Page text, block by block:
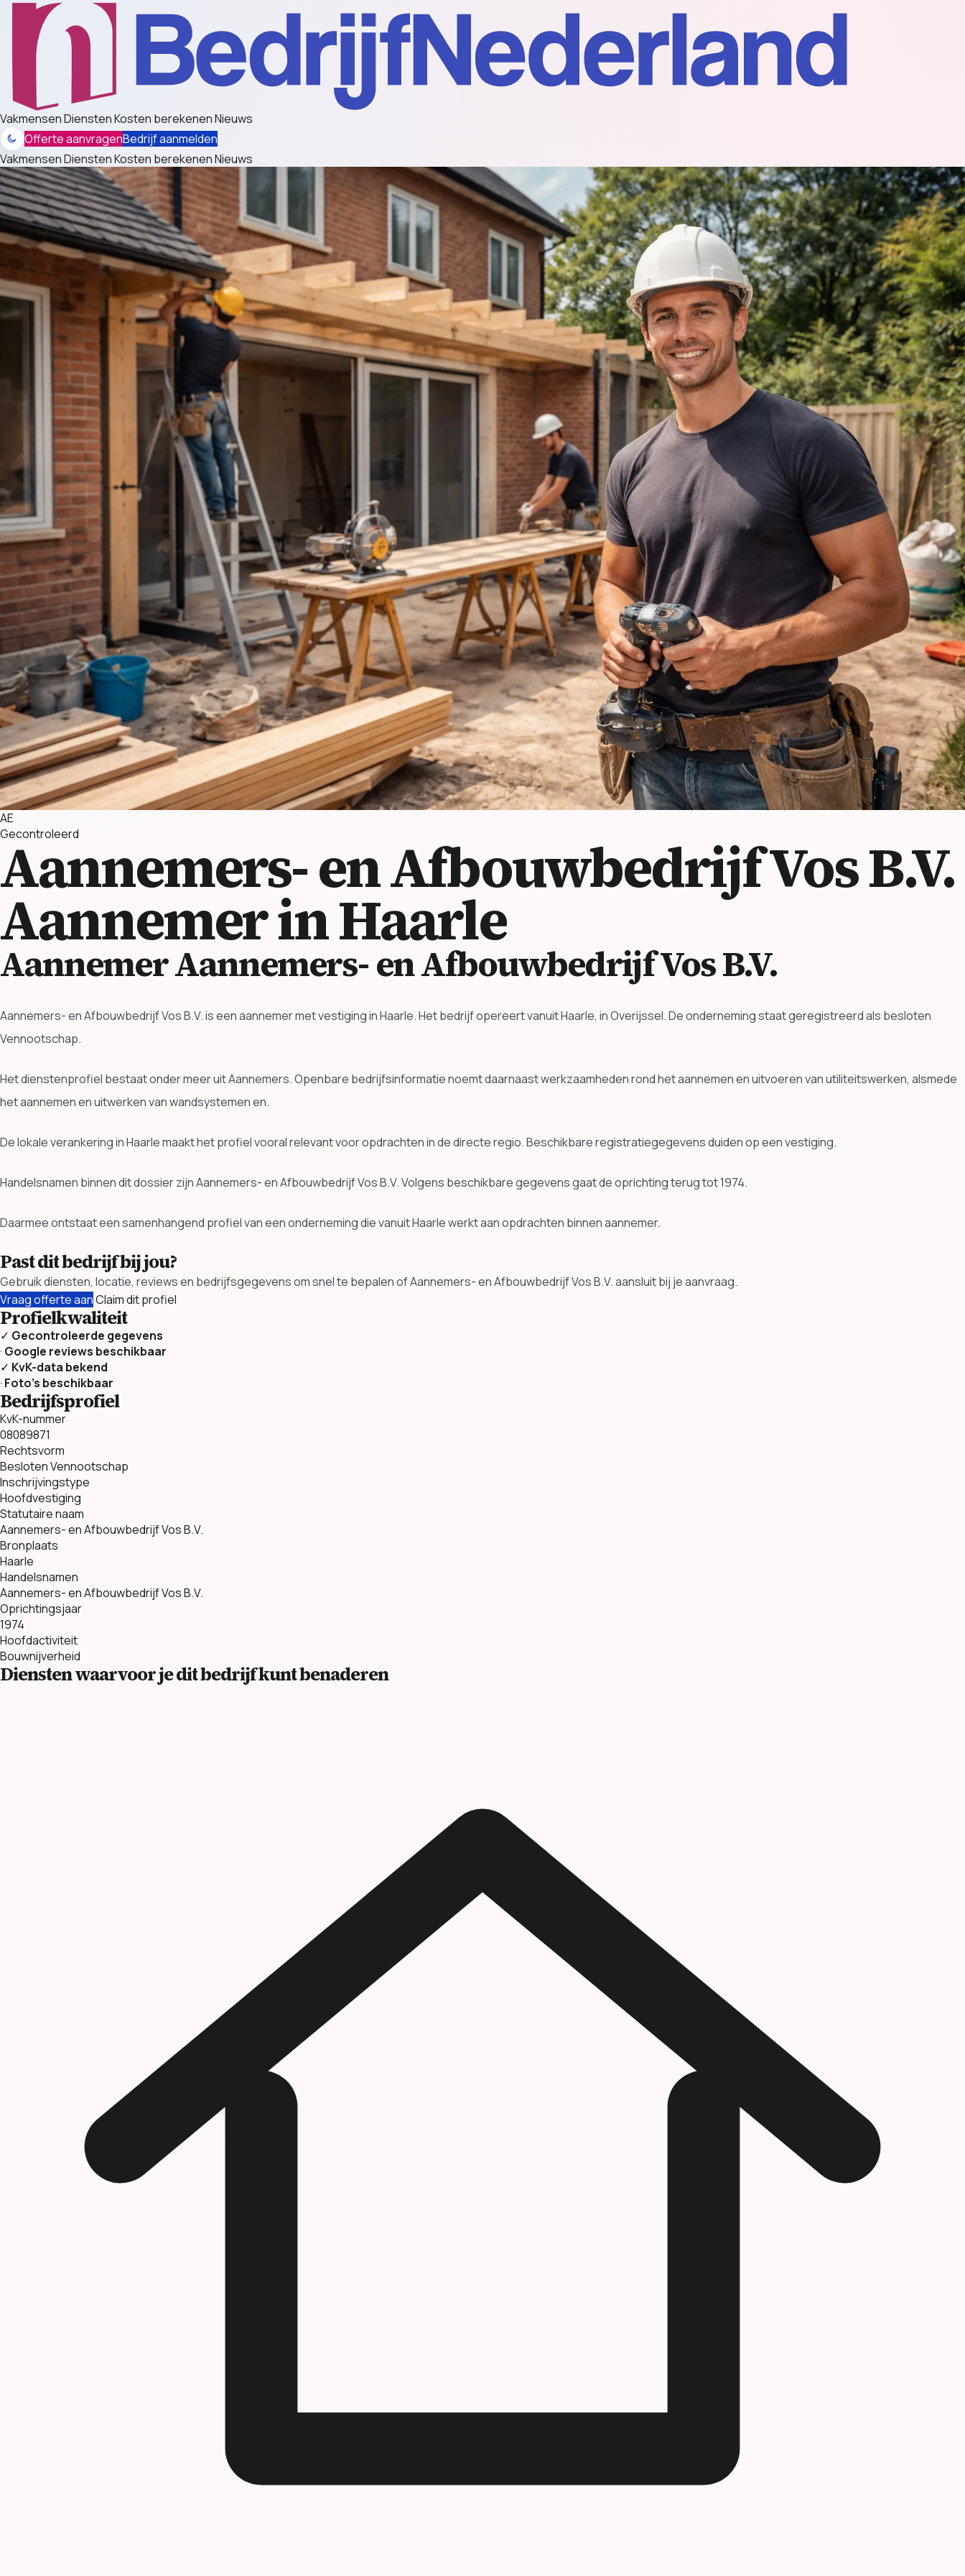
VakmensenDienstenKosten berekenenNieuws
Offerte aanvragenBedrijf aanmelden
VakmensenDienstenKosten berekenenNieuws
AE
Gecontroleerd
Aannemers- en Afbouwbedrijf Vos B.V.
Aannemer in Haarle
Aannemer Aannemers- en Afbouwbedrijf Vos B.V.
Aannemers- en Afbouwbedrijf Vos B.V. is een aannemer met vestiging in Haarle. Het bedrijf opereert vanuit Haarle, in Overijssel. De onderneming staat geregistreerd als besloten
Vennootschap.
Het dienstenprofiel bestaat onder meer uit Aannemers. Openbare bedrijfsinformatie noemt daarnaast werkzaamheden rond het aannemen en uitvoeren van utiliteitswerken, alsmede
het aannemen en uitwerken van wandsystemen en.
De lokale verankering in Haarle maakt het profiel vooral relevant voor opdrachten in de directe regio. Beschikbare registratiegegevens duiden op een vestiging.
Handelsnamen binnen dit dossier zijn Aannemers- en Afbouwbedrijf Vos B.V. Volgens beschikbare gegevens gaat de oprichting terug tot 1974.
Daarmee ontstaat een samenhangend profiel van een onderneming die vanuit Haarle werkt aan opdrachten binnen aannemer.
Past dit bedrijf bij jou?
Gebruik diensten, locatie, reviews en bedrijfsgegevens om snel te bepalen of Aannemers- en Afbouwbedrijf Vos B.V. aansluit bij je aanvraag.
Vraag offerte aanClaim dit profiel
Profielkwaliteit
✓ Gecontroleerde gegevens
· Google reviews beschikbaar
✓ KvK-data bekend
· Foto’s beschikbaar
Bedrijfsprofiel
KvK-nummer
08089871
Rechtsvorm
Besloten Vennootschap
Inschrijvingstype
Hoofdvestiging
Statutaire naam
Aannemers- en Afbouwbedrijf Vos B.V.
Bronplaats
Haarle
Handelsnamen
Aannemers- en Afbouwbedrijf Vos B.V.
Oprichtingsjaar
1974
Hoofdactiviteit
Bouwnijverheid
Diensten waarvoor je dit bedrijf kunt benaderen